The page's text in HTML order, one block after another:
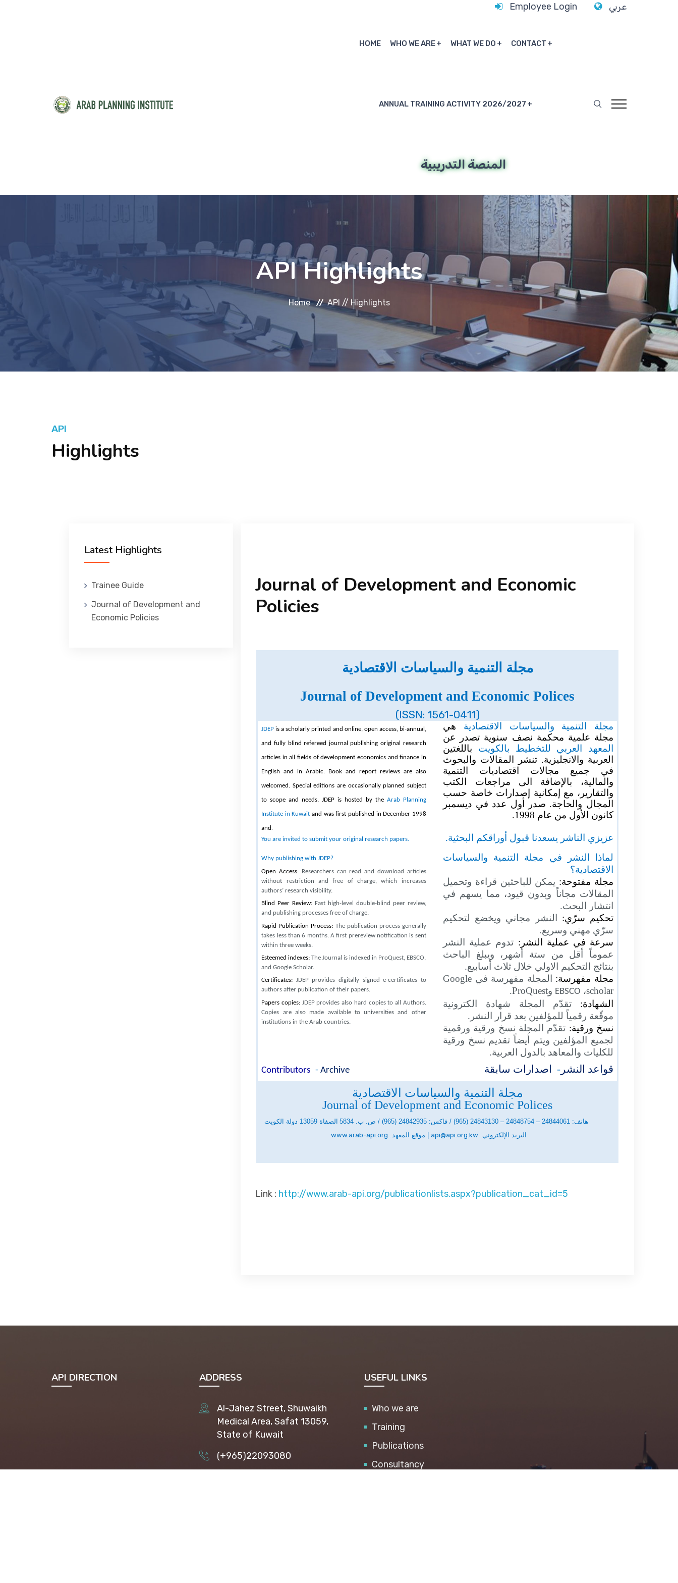
Employee Login عربي
HOME WHO WE ARE WHAT WE DO CONTACT
ANNUAL TRAINING ACTIVITY 2026/2027
المنصة التدريبية
API Highlights
Home API // Highlights
API
Highlights
Latest Highlights
Trainee Guide
Journal of Development and
Economic Policies
Journal of Development and Economic
Policies
مجلة التنمية والسياسات الاقتصادية
Journal of Development and Economic Polices
(ISSN: 1561-0411)
مجلة التنمية والسياسات الاقتصادية
هي
مجلة علمية محكمة نصف سنوية تصدر عن
المعهد العربي للتخطيط بالكويت باللغتين
العربية والانجليزية. تنشر المقالات والبحوث
في جميع مجالات اقتصاديات التنمية
والمالية، بالإضافة الى مراجعات الكتب
والتقارير، مع إمكانية إصدارات خاصة حسب
المجال والحاجة. صدر أول عدد في ديسمبر
كانون الأول من عام 1998.
JDEP is a scholarly printed and online, open access, bi-annual,
and fully blind refereed journal publishing original research
articles in all fields of development economics and finance in
English and in Arabic. Book and report reviews are also
welcomed. Special editions are occasionally planned subject
to scope and needs. JDEP is hosted by the Arab Planning
Institute in Kuwait and was first published in December 1998
and.
عزيزي الناشر يسعدنا قبول أوراقكم البحثية.
لماذا النشر في مجلة التنمية والسياسات
الاقتصادية؟
مجلة مفتوحة: يمكن للباحثين قراءة وتحميل
المقالات مجاناً وبدون قيود، مما يسهم في
انتشار البحث.
تحكيم سرّي: النشر مجاني ويخضع لتحكيم
سرّي مهني وسريع.
سرعة في عملية النشر: تدوم عملية النشر
عموماً أقل من ستة أشهر، ويبلغ الباحث
بنتائج التحكيم الاولي خلال ثلاث أسابيع.
مجلة مفهرسة: المجلة مفهرسة في Google
scholar، EBSCO وProQuest
.
الشهادة:تقدّم المجلة شهادة الكترونية
موقّعة رقمياً للمؤلفين بعد قرار النشر.
نسخ ورقية: تقدّم المجلة نسخ ورقية ورقمية
لجميع المؤلفين ويتم أيضاً تقديم نسخ ورقية
للكليات والمعاهد بالدول العربية.
You are invited to submit your original research papers.
Why publishing with JDEP?
Open Access: Researchers can read and download articles
without restriction and free of charge, which increases
authors’ research visibility.
Blind Peer Review: Fast high-level double-blind
peer review,
and publishing processes free of charge.
Rapid Publication Process: The publication process generally
takes less than 6 months. A first prereview notification is sent
within three weeks.
Esteemed indexes: The Journal is indexed in ProQuest, EBSCO,
and Google Scholar.
Certificates: JDEP provides digitally signed e-certificates to
authors after publication of their papers.
Papers copies: JDEP provides also hard copies to all Authors.
Copies are also made available to universities and other
institutions in the Arab countries.
قواعد النشر- اصدارات سابقة Contributors -Archive
مجلة التنمية والسياسات الاقتصادية
Journal of Development and Economic Polices
هاتف: 24844061 – 24848754 – 24843130 (965) / فاكس: 24842935 (965) / ص. ب. 5834
الصفاة 13059 دولة الكويت
البريد الإلكتروني: api@api.org.kw | موقع المعهد: www.arab-api.org
Link : http://www.arab-api.org/publicationlists.aspx?publication_cat_id=5
API DIRECTION ADDRESS
Al-Jahez Street, Shuwaikh
Medical Area, Safat 13059,
State of Kuwait
(+965)22093080
USEFUL LINKS
Who we are
Training
Publications
Consultancy